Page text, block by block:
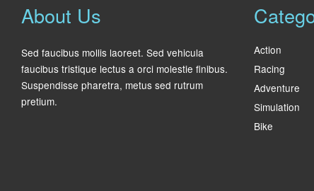
About Us
Sed faucibus mollis laoreet. Sed vehicula
faucibus tristique lectus a orci molestie finibus.
Suspendisse pharetra, metus sed rutrum
pretium.
Action
Racing
Adventure
Simulation
Bike